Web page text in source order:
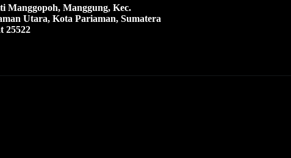
Manggopoh, Manggung, Kec.
Utara, Kota Pariaman, Sumatera
25522